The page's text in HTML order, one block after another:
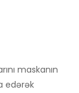
maskanın
edərək